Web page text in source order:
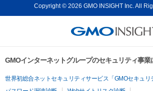
Copyright © 2026 GMO INSIGHT Inc. All
GMOインターネットグループのセキュリティ事業
世界初総合ネットセキュリティサービス「GMOセキュリ